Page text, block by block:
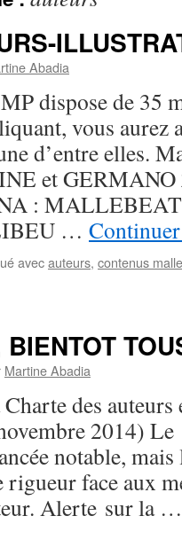
Abadia
dispose de 35
vous aurez
d’entre elles.
et
:
…
avecauteurs, contenus
Martine Abadia
des
2014) Le
notable,
face aux
Alerte sur la